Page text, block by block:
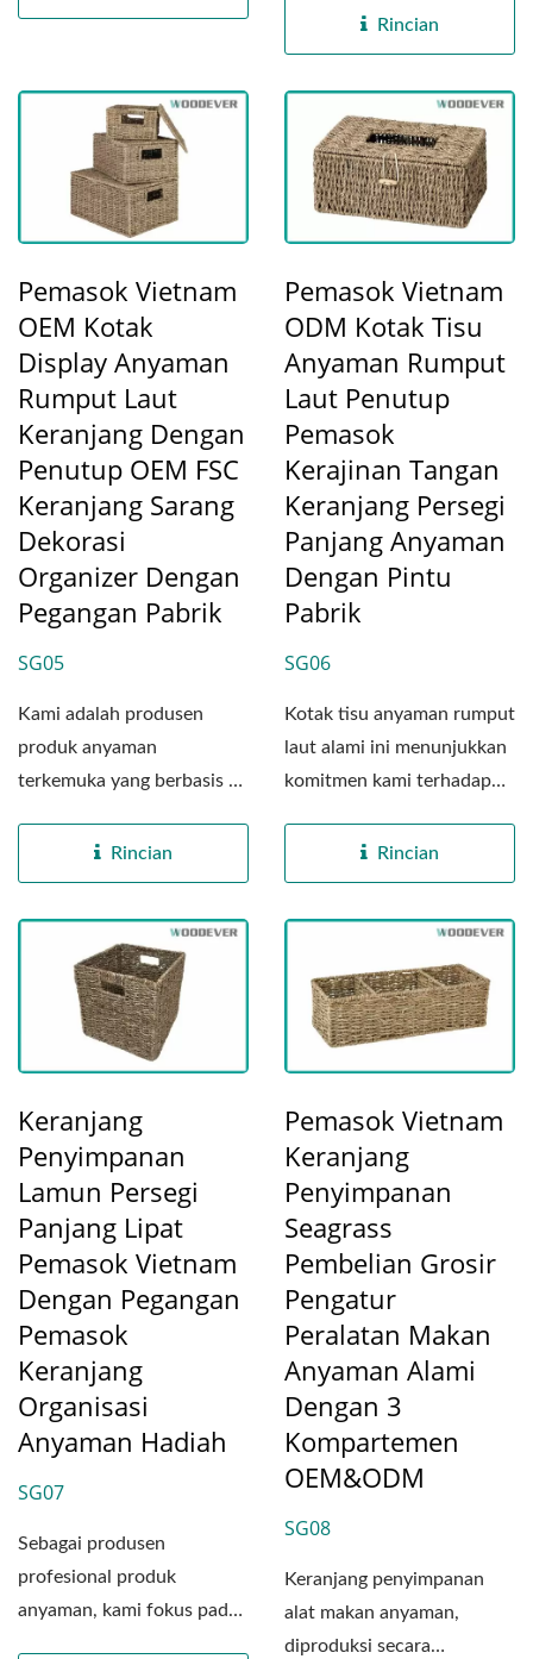
memiliki...
Rincian
Pemasok Vietnam
OEM Kotak
Display Anyaman
Rumput Laut
Keranjang Dengan
Penutup OEM FSC
Keranjang Sarang
Dekorasi
Organizer Dengan
Pegangan Pabrik
SG05
Kami adalah produsen
produk anyaman
terkemuka yang berbasis di
mengkhususkan...
Rincian
Pemasok Vietnam
ODM Kotak Tisu
Anyaman Rumput
Laut Penutup
Pemasok
Kerajinan Tangan
Keranjang Persegi
Panjang Anyaman
Dengan Pintu
Pabrik
SG06
Kotak tisu anyaman rumput
laut alami ini menunjukkan
komitmen kami terhadap
Rincian
Keranjang
Penyimpanan
Lamun Persegi
Panjang Lipat
Pemasok Vietnam
Dengan Pegangan
Pemasok
Keranjang
Organisasi
Anyaman Hadiah
SG07
Sebagai produsen
profesional produk
anyaman, kami fokus pada
Pemasok Vietnam
Keranjang
Penyimpanan
Seagrass
Pembelian Grosir
Pengatur
Peralatan Makan
Anyaman Alami
Dengan 3
Kompartemen
OEM&ODM
SG08
Keranjang penyimpanan
alat makan anyaman,
diproduksi secara